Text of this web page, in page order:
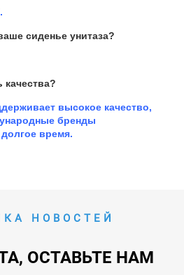
сиденье унитаза?
высокое качество,
бренды
время.
НОВОСТЕЙ
ОСТАВЬТЕ НАМ